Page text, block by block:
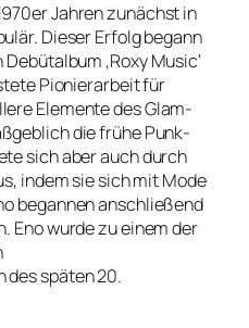
Jahren zunächst in
Dieser Erfolg begann
‚Roxy Music‘
Pionierarbeit für
Elemente des Glam-
die frühe Punk-
sich aber auch durch
indem sie sich mit Mode
begannen anschließend
Eno wurde zu einem der
späten 20.